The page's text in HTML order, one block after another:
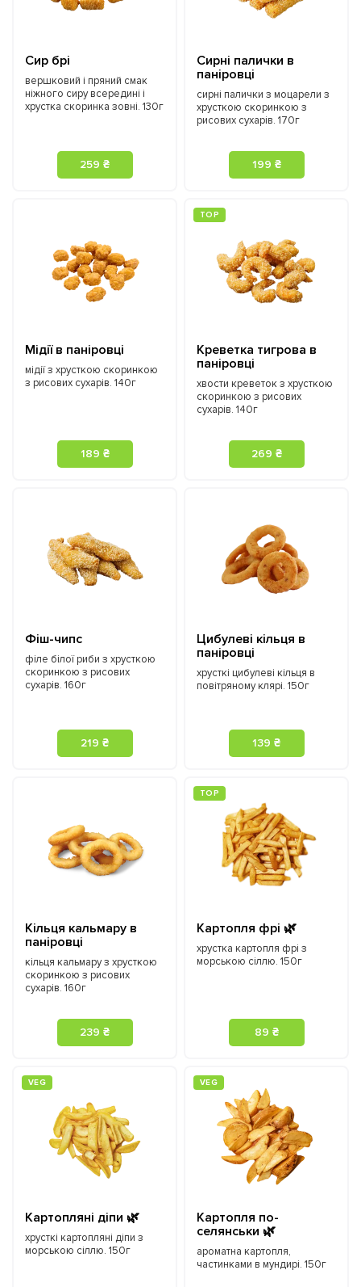
Сир брі
вершковий і пряний смак
ніжного сиру всередині і
хрустка скоринка зовні. 130г
259 ₴
Сирні палички в
паніровці
cирні палички з моцарели з
хрусткою скоринкою з
рисових сухарів. 170г
199 ₴
Мідії в паніровці
мідії з хрусткою скоринкою
з рисових сухарів. 140г
189 ₴
ТOP
Креветка тигрова в
паніровці
хвости креветок з хрусткою
скоринкою з рисових
сухарів. 140г
269 ₴
Фіш-чипс
філе білої риби з хрусткою
скоринкою з рисових
сухарів. 160г
219 ₴
Цибулеві кільця в
паніровці
хрусткі цибулеві кільця в
повітряному клярі. 150г
139 ₴
Кільця кальмару в
паніровці
кільця кальмару з хрусткою
скоринкою з рисових
сухарів. 160г
239 ₴
ТOP
Картопля фрі 🌿
хрустка картопля фрі з
морською сіллю. 150г
89 ₴
VEG
Картопляні діпи 🌿
хрусткі картопляні діпи з
морською сіллю. 150г
VEG
Картопля по-
селянськи 🌿
ароматна картопля,
частинками в мундирі. 150г